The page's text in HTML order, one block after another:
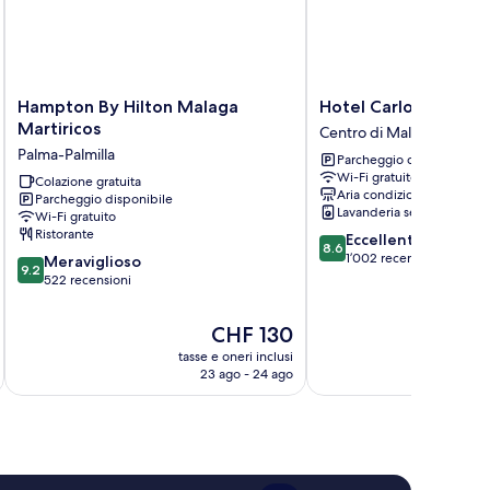
Hampton
By
Malaga
Martiricos
Palma-
Palmilla
Hampton By Hilton Malaga
Martiricos
Palma-Palmilla
Colazione gratuita
Parcheggio disponibile
Wi-Fi gratuito
Ristorante
9.2
su
9.2 Meraviglioso
522 recensioni
Il
prezzo
attuale
CHF 130
tasse e oneri inclusi
23 ago - 24 ago
Hotel
Carlos
V
Málaga
Centro
di
Malaga
Hotel Carlos V
Centro di Malaga
Parcheggio disponibile
Wi-Fi gratuito
Aria condizionata
Lavanderia self-service
8.6
su
8.6 Eccellente
1’002 recensioni